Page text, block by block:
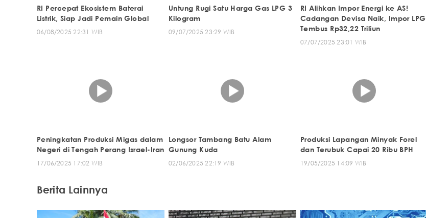
RI Percepat Ekosistem Baterai
Listrik, Siap Jadi Pemain Global
06/08/2025 22:31 WIB
Untung Rugi Satu Harga Gas LPG 3
Kilogram
09/07/2025 23:29 WIB
RI Alihkan Impor Energi ke AS!
Cadangan Devisa Naik, Impor LPG
Tembus Rp32,22 Triliun
07/07/2025 23:01 WIB
Peningkatan Produksi Migas dalam
Negeri di Tengah Perang Israel-Iran
17/06/2025 17:02 WIB
Longsor Tambang Batu Alam
Gunung Kuda
02/06/2025 22:19 WIB
Produksi Lapangan Minyak Forel
dan Terubuk Capai 20 Ribu BPH
19/05/2025 14:09 WIB
Berita Lainnya